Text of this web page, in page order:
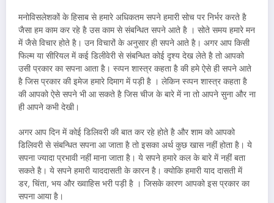
मनोविसलेशकों के हिसाब से हमारे अधिकतम सपने हमारी सोच पर निर्भर करते है
जैसा हम काम कर रहे है उस काम से संबन्धित सपने आते है । सोते समय हमारे मन
में जैसे विचार होते है। उन विचारों के अनुसार ही सपने आते है। अगर आप किसी
फिल्म या सीरियल में कई डिलीवेरी से संबन्धित कोई दृश्य देख लेते है तो आपको
उसी प्रकार का सपना आता है। स्व्पन शास्त्र कहता है की हमे ऐसे ही सपने आते
है जिस प्रकार की इमेज हमारे दिमाग में पड़ी है । लेकिन स्व्पन शास्त्र कहता है
की आपको ऐसे सपने भी आ सकते है जिस चीज के बारे में ना तो आपने सुना और ना
ही आपने कभी देखी।
अगर आप दिन में कोई डिलिवरी की बात कर रहे होते है और शाम को आपको
डिलिवरी से संबन्धित सपना आ जाता है तो इसका अर्थ कुछ खास नहीं होता है। ये
सपना ज्यादा प्रभावी नहीं माना जाता है। ये सपने हमारे कल के बारे में नहीं बता
सकते है। ये सपने हमारी याददासती के कारन है। क्योकि हमारी याद दासती में
डर, चिंता, भय और ख्वाहिस भरी पड़ी है । जिसके कारण आपको इस प्रकार का
सपना आया है।